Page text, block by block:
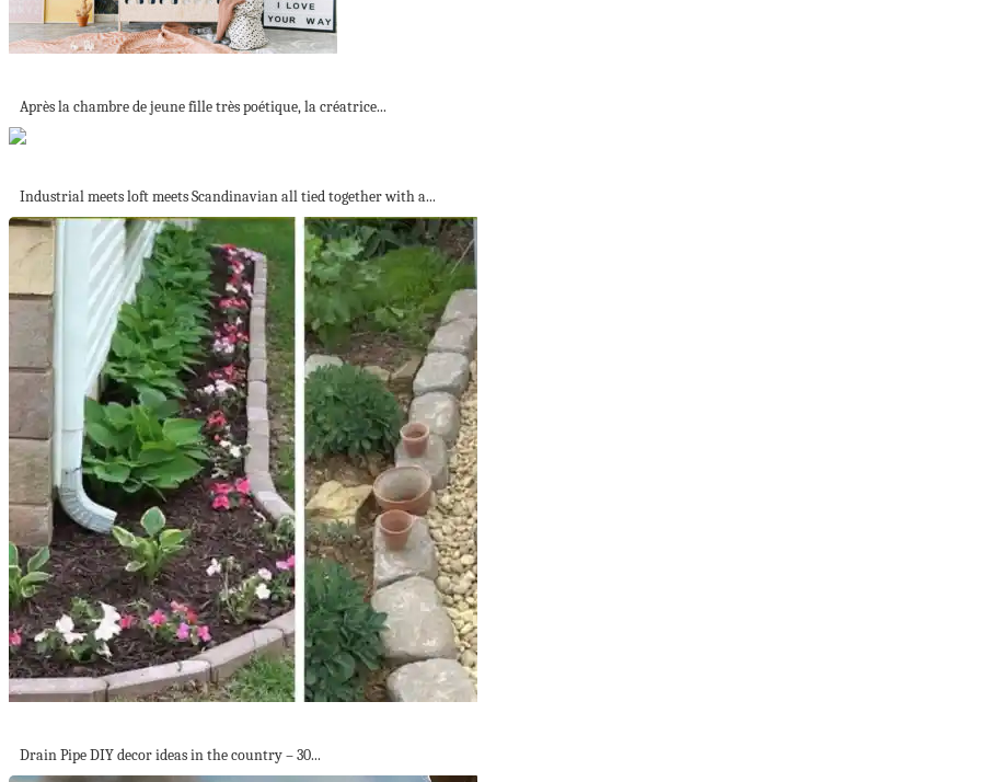
Après la chambre de jeune fille très poétique, la créatrice...
Industrial meets loft meets Scandinavian all tied together with a...
Drain Pipe DIY decor ideas in the country – 30...